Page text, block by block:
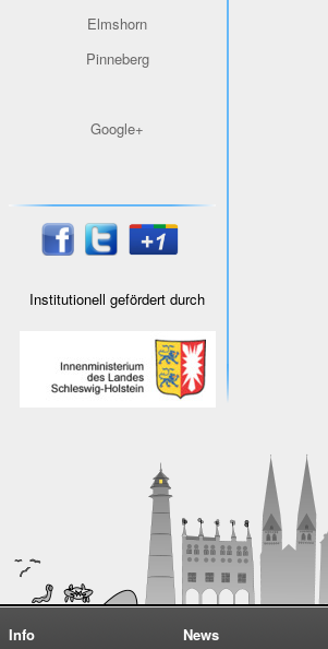
Elmshorn
Pinneberg
Google+
Institutionell gefördert durch
Info
News